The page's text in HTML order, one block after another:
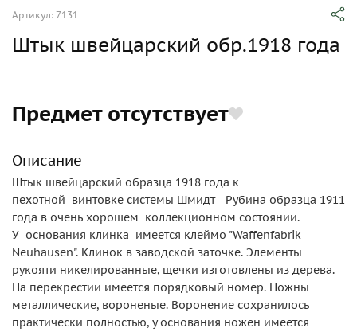
Артикул: 7131
Штык швейцарский обр.1918 года
Предмет отсутствует
Описание
Штык швейцарский образца 1918 года к
пехотной винтовке системы Шмидт - Рубина образца 1911
года в очень хорошем коллекционном состоянии.
У основания клинка имеется клеймо "Waffenfabrik
Neuhausen". Клинок в заводской заточке. Элементы
рукояти никелированные, щечки изготовлены из дерева.
На перекрестии имеется порядковый номер. Ножны
металлические, вороненые. Воронение сохранилось
практически полностью, у основания ножен имеется